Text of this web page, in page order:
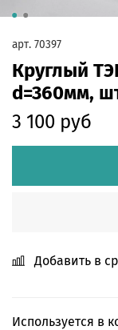
арт. 70397
Круглый
d=360мм,
3 100 руб
Добавить в
Используется в